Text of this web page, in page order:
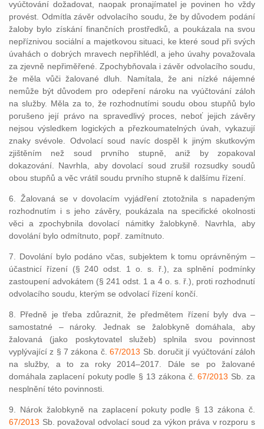
vyúčtování dožadovat, naopak pronajímatel je povinen ho vždy
provést. Odmítla závěr odvolacího soudu, že by důvodem podání
žaloby bylo získání finančních prostředků, a poukázala na svou
nepříznivou sociální a majetkovou situaci, ke které soud při svých
úvahách o dobrých mravech nepřihlédl, a jeho úvahy považovala
za zjevně nepřiměřené. Zpochybňovala i závěr odvolacího soudu,
že měla vůči žalované dluh. Namítala, že ani nízké nájemné
nemůže být důvodem pro odepření nároku na vyúčtování záloh
na služby. Měla za to, že rozhodnutími soudu obou stupňů bylo
porušeno její právo na spravedlivý proces, neboť jejich závěry
nejsou výsledkem logických a přezkoumatelných úvah, vykazují
znaky svévole. Odvolací soud navíc dospěl k jiným skutkovým
zjištěním než soud prvního stupně, aniž by zopakoval
dokazování. Navrhla, aby dovolací soud zrušil rozsudky soudů
obou stupňů a věc vrátil soudu prvního stupně k dalšímu řízení.
6. Žalovaná se v dovolacím vyjádření ztotožnila s napadeným
rozhodnutím i s jeho závěry, poukázala na specifické okolnosti
věci a zpochybnila dovolací námitky žalobkyně. Navrhla, aby
dovolání bylo odmítnuto, popř. zamítnuto.
7. Dovolání bylo podáno včas, subjektem k tomu oprávněným –
účastnicí řízení (§ 240 odst. 1 o. s. ř.), za splnění podmínky
zastoupení advokátem (§ 241 odst. 1 a 4 o. s. ř.), proti rozhodnutí
odvolacího soudu, kterým se odvolací řízení končí.
8. Předně je třeba zdůraznit, že předmětem řízení byly dva –
samostatné – nároky. Jednak se žalobkyně domáhala, aby
žalovaná (jako poskytovatel služeb) splnila svou povinnost
vyplývající z § 7 zákona č.67/2013 Sb. doručit jí vyúčtování záloh
na služby, a to za roky 2014–2017. Dále se po žalované
domáhala zaplacení pokuty podle § 13 zákona č.67/2013 Sb. za
nesplnění této povinnosti.
9. Nárok žalobkyně na zaplacení pokuty podle § 13 zákona č.
67/2013 Sb. považoval odvolací soud za výkon práva v rozporu s